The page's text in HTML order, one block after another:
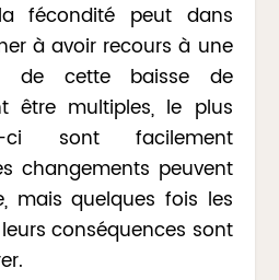
fécondité peut dans
à avoir recours à une
de cette baisse de
être multiples, le plus
ci sont facilement
changements peuvent
mais quelques fois les
conséquences sont